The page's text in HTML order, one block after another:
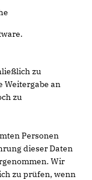
zu
Weitergabe an
zu
Personen
dieser Daten
Wir
zu prüfen, wenn